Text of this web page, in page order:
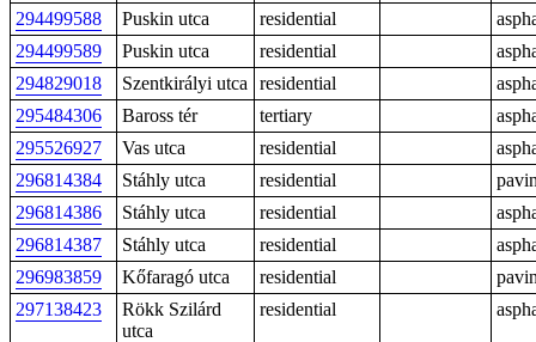
294499588
Puskin utca residential
294499589
Puskin utca residential
294829018
Szentkirályi utca residential
295484306
Baross tér tertiary
295526927
Vas utca residential
296814384
Stáhly utca residential
296814386
Stáhly utca residential
296814387
Stáhly utca residential
296983859
Kőfaragó utca residential
297138423
Rökk Szilárd
utca
residential